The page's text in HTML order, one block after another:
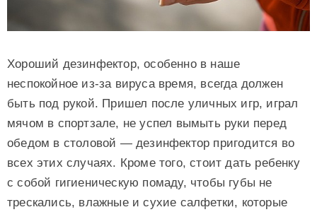
Хороший дезинфектор, особенно в наше
неспокойное из-за вируса время, всегда должен
быть под рукой. Пришел после уличных игр, играл
мячом в спортзале, не успел вымыть руки перед
обедом в столовой — дезинфектор пригодится во
всех этих случаях. Кроме того, стоит дать ребенку
с собой гигиеническую помаду, чтобы губы не
трескались, влажные и сухие салфетки, которые